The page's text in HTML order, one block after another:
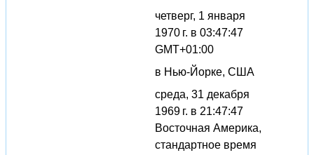
четверг, 1 января
1970 г. в 03:47:47
GMT+01:00
в Нью-Йорке, США
среда, 31 декабря
1969 г. в 21:47:47
Восточная Америка,
стандартное время